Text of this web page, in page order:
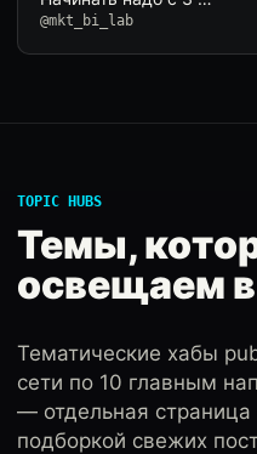
@mkt_bi_lab
TOPIC HUBS
Темы,
освещаем в
Тематические хабы
сети по 10 главным
— отдельная страница
подборкой свежих